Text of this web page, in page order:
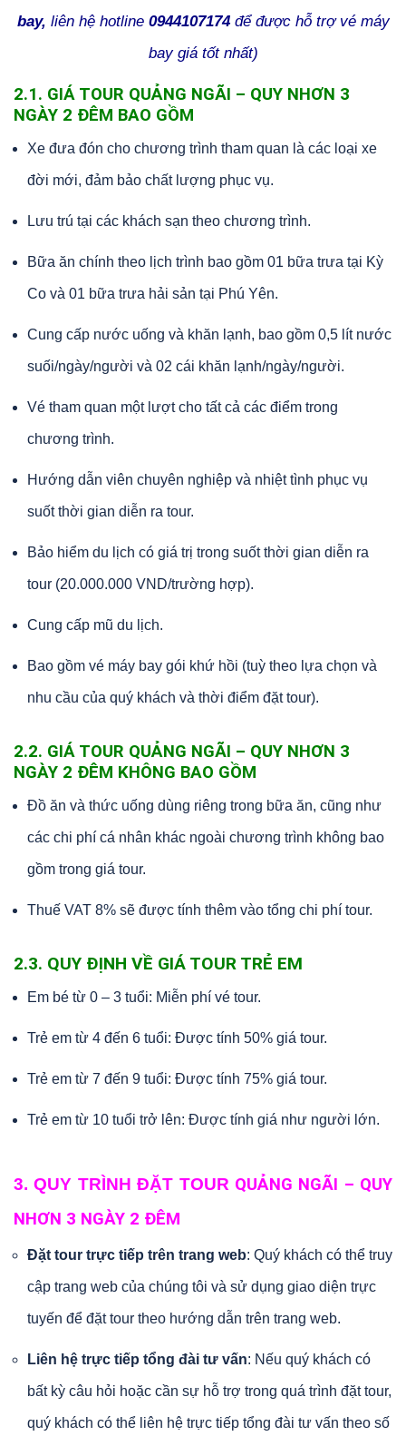
bay, liên hệ hotline 0944107174để được hỗ trợ vé máy
bay giá tốt nhất)
2.1. GIÁ TOUR QUẢNG NGÃI – QUY NHƠN 3
NGÀY 2 ĐÊM BAO GỒM
Xe đưa đón cho chương trình tham quan là các loại xe
đời mới, đảm bảo chất lượng phục vụ.
Lưu trú tại các khách sạn theo chương trình.
Bữa ăn chính theo lịch trình bao gồm 01 bữa trưa tại Kỳ
Co và 01 bữa trưa hải sản tại Phú Yên.
Cung cấp nước uống và khăn lạnh, bao gồm 0,5 lít nước
suối/ngày/người và 02 cái khăn lạnh/ngày/người.
Vé tham quan một lượt cho tất cả các điểm trong
chương trình.
Hướng dẫn viên chuyên nghiệp và nhiệt tình phục vụ
suốt thời gian diễn ra tour.
Bảo hiểm du lịch có giá trị trong suốt thời gian diễn ra
tour (20.000.000 VND/trường hợp).
Cung cấp mũ du lịch.
Bao gồm vé máy bay gói khứ hồi (tuỳ theo lựa chọn và
nhu cầu của quý khách và thời điểm đặt tour).
2.2. GIÁ TOUR QUẢNG NGÃI – QUY NHƠN 3
NGÀY 2 ĐÊM KHÔNG BAO GỒM
Đồ ăn và thức uống dùng riêng trong bữa ăn, cũng như
các chi phí cá nhân khác ngoài chương trình không bao
gồm trong giá tour.
Thuế VAT 8% sẽ được tính thêm vào tổng chi phí tour.
2.3. QUY ĐỊNH VỀ GIÁ TOUR TRẺ EM
Em bé từ 0 – 3 tuổi: Miễn phí vé tour.
Trẻ em từ 4 đến 6 tuổi: Được tính 50% giá tour.
Trẻ em từ 7 đến 9 tuổi: Được tính 75% giá tour.
Trẻ em từ 10 tuổi trở lên: Được tính giá như người lớn.
3. QUY TRÌNH ĐẶT TOUR QUẢNG NGÃI – QUY
NHƠN 3 NGÀY 2 ĐÊM
Đặt tour trực tiếp trên trang web: Quý khách có thể truy
cập trang web của chúng tôi và sử dụng giao diện trực
tuyến để đặt tour theo hướng dẫn trên trang web.
Liên hệ trực tiếp tổng đài tư vấn: Nếu quý khách có
bất kỳ câu hỏi hoặc cần sự hỗ trợ trong quá trình đặt tour,
quý khách có thể liên hệ trực tiếp tổng đài tư vấn theo số